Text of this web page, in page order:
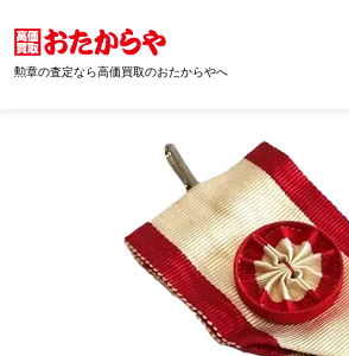
勲章の査定なら高価買取のおたからやへ